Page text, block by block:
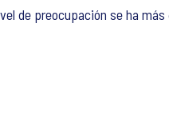
de preocupación se ha más